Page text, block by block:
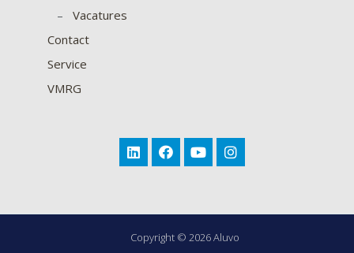
– Vacatures
Contact
Service
VMRG
Copyright © 2026 Aluvo